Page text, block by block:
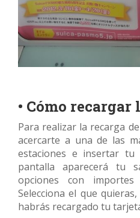
• Cómo
Para realizar la recarga
acercarte a una de las
estaciones e insertar
pantalla aparecerá tu
opciones con
Selecciona el que
habrás recargado tu